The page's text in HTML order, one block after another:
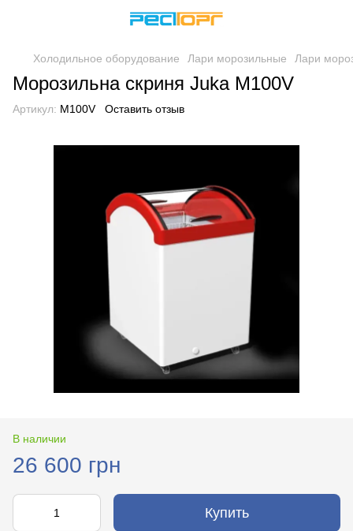
Холодильное оборудование Лари морозильные Лари
Морозильна скриня Juka M100V
Артикул: M100V Оставить отзыв
В наличии
26 600 грн
Купить